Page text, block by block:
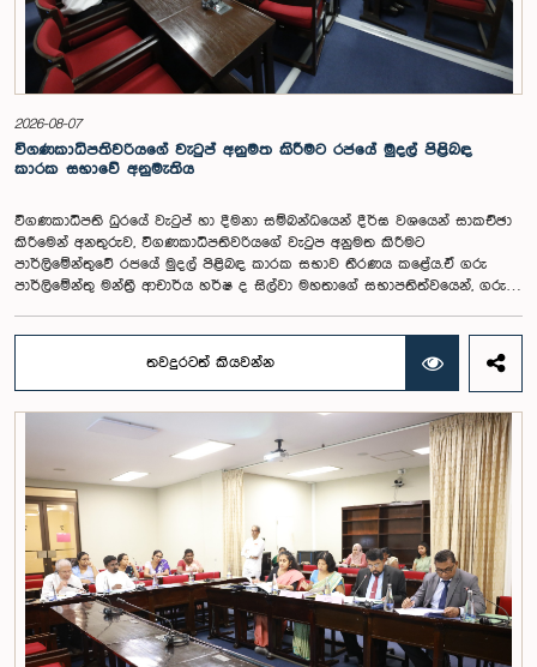
2026-08-07
විගණකාධිපතිවරියගේ වැටුප් අනුමත කිරීමට රජයේ මුදල් පිළිබඳ
කාරක සභාවේ අනුමැතිය
විගණකාධිපති ධුරයේ වැටුප් හා දීමනා සම්බන්ධයෙන් දීර්ඝ වශයෙන් සාකච්ඡා
කිරීමෙන් අනතුරුව, විගණකාධිපතිවරියගේ වැටුප අනුමත කිරීමට
පාර්ලිමේන්තුවේ රජයේ මුදල් පිළිබඳ කාරක සභාව තීරණය කළේය.ඒ ගරු
පාර්ලිමේන්තු මන්ත්‍රී ආචාර්ය හර්ෂ ද සිල්වා මහතාගේ සභාපතිත්වයෙන්, ගරු
බස්නායක, එම්.කේ.එම්. අස්ලම්, තිලිණ සමරකෝන් සහ චම්පික හෙට්ටිආරච්චි
යන මහත්ම මහත්මීන්ගේ සහභාගීත්වයෙන් මෙම කාරක සභාව
පාර්ලිමේන්තුවේදී පසුගියදා (04) රැස්වූ අවස්ථාවේදීය. ශ්‍රී ලංකා ප්‍රජාතාන්ත්‍රික
සමාජවාදී ජනරජයේ ආණ්ඩුක්‍රම ව්‍යවස්ථාවේ 153(2) ව්‍යවස්ථාව ප්‍රකාරව
විගණකාධිපති ධුරයේ වැටුප් සම්බන්ධයෙන් අදාළ යෝජනාව කාරක සභාවේ
අවධානයට යොමු කර තිබිණි.එහිදී විගණකාධිපතිවරියගේ වගකීම්, රාජ්‍ය මූල්‍ය
අධීක්ෂණය හා විගණන ක්ෂේත්‍රයේ ස්වාධීනත්වය ඇතුළු කරුණු සැලකිල්ලට
ගනිමින් වැටුප් මට්ටම පිළිබඳව කාරක සභා සභාපතිවරයා ඇතුළු මන්ත්‍රීවරුන්
විසින් අදහස් හා යෝජනා ඉදිරිපත් කරන ලදී. ආණ්ඩුක්‍රම ව්‍යස්ථාවේ 170 වෙනි
ව්‍යවස්ථාව ප්‍රකාරව විගණකාධිපති රාජ්‍ය සේවකයකු නොවන බවත් පවත්නා
රාජ්‍ය වැටුප් පරිමාණයෙන් බැහැරව විගණකාධිපතිවරයාගේ වැටුප සඳහා
විශේෂ සැලකිල්ලක් යොමු කළ හැකි බවත් මෙහිදි වැඩිදුරටත් අදහස් දක්වමින්
කාරක සභාව පවසා සිටියේය. යොජිත වැටුප, මීට පෙර සිටි
විගණකාධිපතිවරුන්ගේ වැටුප් ද සලකා බලමින් මෙම තිරණයට එළඹුණ බව
නිලධාරීන් විසින් පවසන ලදී. මිට පෙර, එය ජාතික වැටුප් හා සේවක සංඛ්‍යා
තවදුරටත් කියවන්න